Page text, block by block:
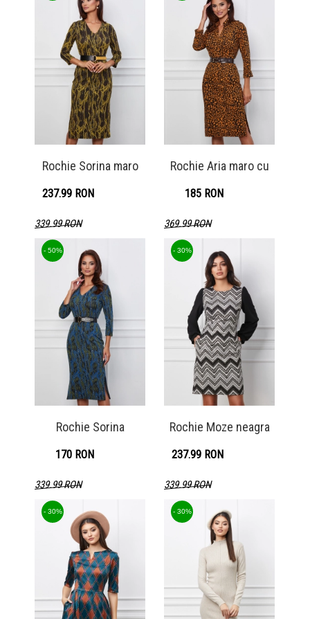
Rochie Sorina maro
237.99 RON
339.99 RON
Detaliu produs
Rochie Aria maro cu
185 RON
369.99 RON
Detaliu produs
Rochie Sorina
- 50%
170 RON
339.99 RON
Detaliu produs
Rochie Moze neagra
- 30%
237.99 RON
339.99 RON
Detaliu produs
- 30% - 30%